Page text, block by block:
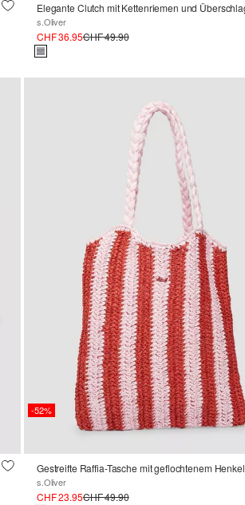
s.Oliver
CHF 36.95CHF 49.90
-52%
Gestreifte Raffia-Tasche mit geflochtenem Henkel
s.Oliver
CHF 23.95CHF 49.90